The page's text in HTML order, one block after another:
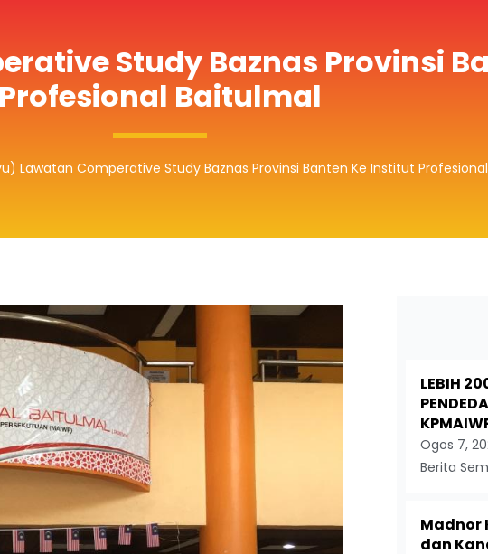
Study Baznas Provinsi
Profesional Baitulmal
Lawatan Comperative Study Baznas Provinsi Banten Ke Institut
LEBIH
Ogos 7,
Berita
Madnor
dan